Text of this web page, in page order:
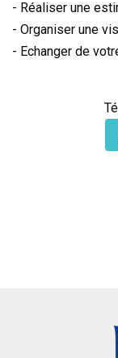
- Réaliser une
- Organiser une
- Echanger de